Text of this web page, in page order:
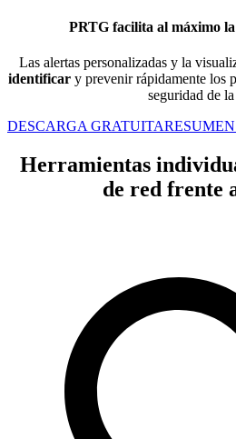
PRTG facilita al máximo
Las alertas personalizadas y la
identificar y prevenir rápidamente los
seguridad de
DESCARGA GRATUITA
Herramientas
de red frente